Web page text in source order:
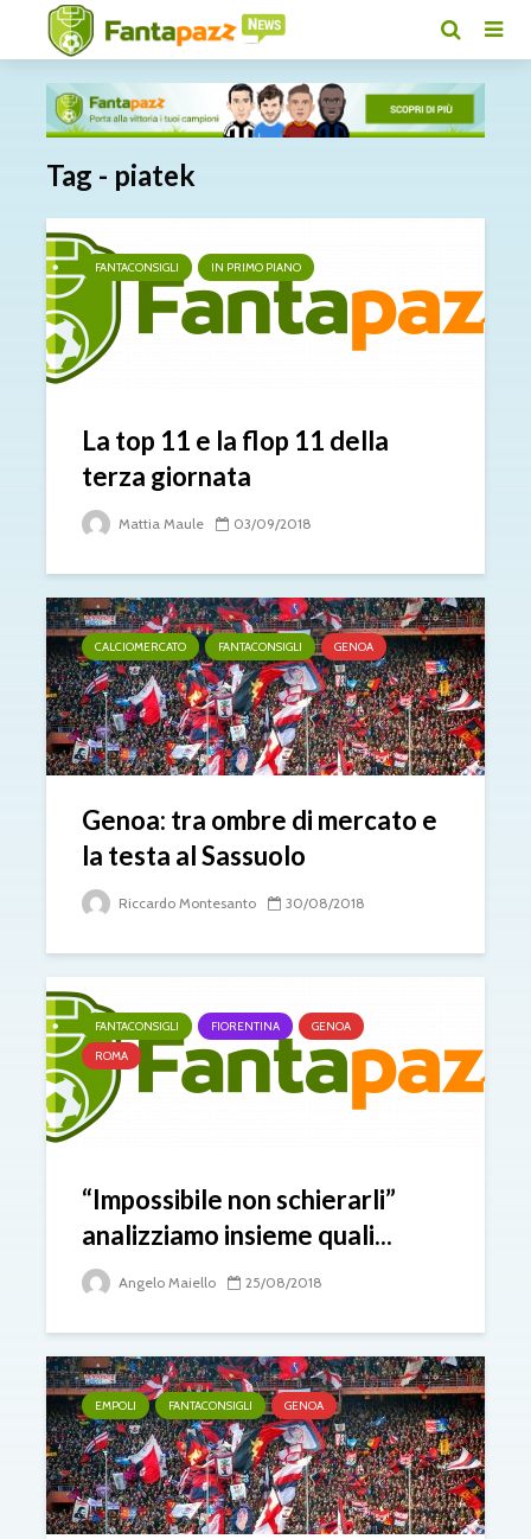
Tag - piatek
FANTACONSIGLI IN PRIMO PIANO
La top 11 e la flop 11 della
terza giornata
Mattia Maule 03/09/2018
CALCIOMERCATO FANTACONSIGLI GENOA
Genoa: tra ombre di mercato e
la testa al Sassuolo
Riccardo Montesanto 30/08/2018
FANTACONSIGLI FIORENTINA
GENOA
ROMA
“Impossibile non schierarli”
analizziamo insieme quali...
Angelo Maiello 25/08/2018
EMPOLI FANTACONSIGLI GENOA